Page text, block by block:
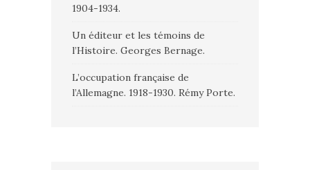
1904-1934.
Un éditeur et les témoins de
l’Histoire. Georges Bernage.
L’occupation française de
l’Allemagne. 1918-1930. Rémy Porte.